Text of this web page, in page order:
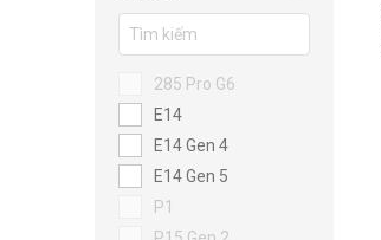
285 Pro G6
E14
E14 Gen 4
E14 Gen 5
P1